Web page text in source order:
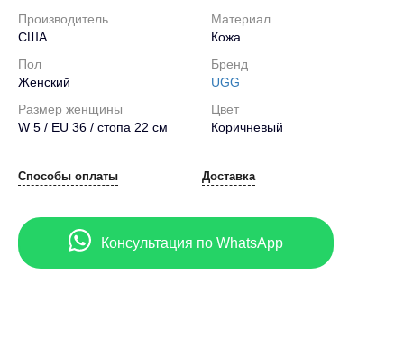
Производитель
США
Материал
Кожа
Пол
Женский
Бренд
UGG
Размер женщины
W 5 / EU 36 / стопа 22 см
Цвет
Коричневый
Способы оплаты Доставка
Консультация по WhatsApp